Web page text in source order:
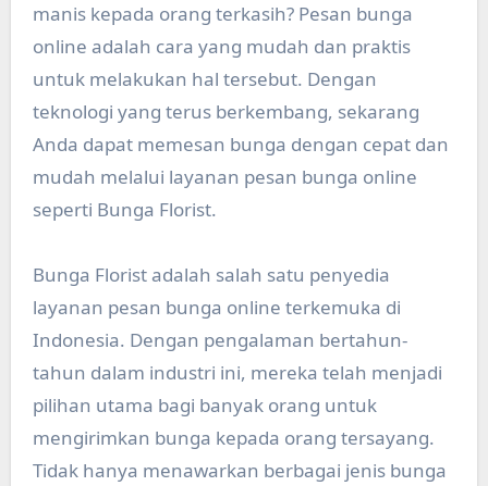
manis kepada orang terkasih? Pesan bunga
online adalah cara yang mudah dan praktis
untuk melakukan hal tersebut. Dengan
teknologi yang terus berkembang, sekarang
Anda dapat memesan bunga dengan cepat dan
mudah melalui layanan pesan bunga online
seperti Bunga Florist.
Bunga Florist adalah salah satu penyedia
layanan pesan bunga online terkemuka di
Indonesia. Dengan pengalaman bertahun-
tahun dalam industri ini, mereka telah menjadi
pilihan utama bagi banyak orang untuk
mengirimkan bunga kepada orang tersayang.
Tidak hanya menawarkan berbagai jenis bunga